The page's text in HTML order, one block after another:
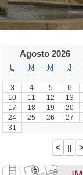
Agosto 2026
M M J
3
4 5 6
10
11 12 13
17
18 19 20
24
25 26 27
31